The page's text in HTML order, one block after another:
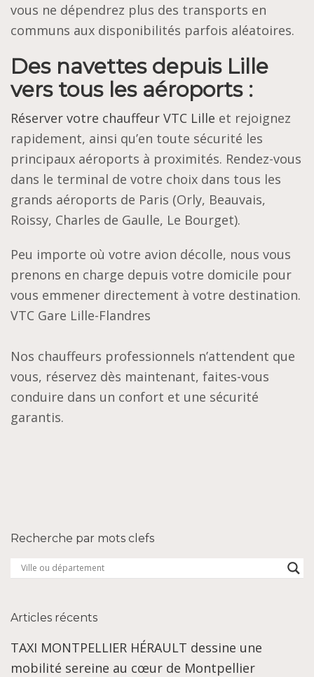
vous ne dépendrez plus des transports en
communs aux disponibilités parfois aléatoires.
Des navettes depuis Lille
vers tous les aéroports :
Réserver votre chauffeur VTC Lille et rejoignez
rapidement, ainsi qu’en toute sécurité les
principaux aéroports à proximités. Rendez-vous
dans le terminal de votre choix dans tous les
grands aéroports de Paris (Orly, Beauvais,
Roissy, Charles de Gaulle, Le Bourget).
Peu importe où votre avion décolle, nous vous
prenons en charge depuis votre domicile pour
vous emmener directement à votre destination.
VTC Gare Lille-Flandres
Nos chauffeurs professionnels n’attendent que
vous, réservez dès maintenant, faites-vous
conduire dans un confort et une sécurité
garantis.
Recherche par mots clefs
Articles récents
TAXI MONTPELLIER HÉRAULT dessine une
mobilité sereine au cœur de Montpellier